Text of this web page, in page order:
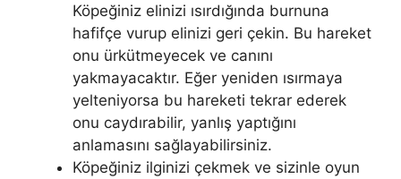
Köpeğiniz elinizi ısırdığında burnuna
hafifçe vurup elinizi geri çekin. Bu hareket
onu ürkütmeyecek ve canını
yakmayacaktır. Eğer yeniden ısırmaya
yelteniyorsa bu hareketi tekrar ederek
onu caydırabilir, yanlış yaptığını
anlamasını sağlayabilirsiniz.
Köpeğiniz ilginizi çekmek ve sizinle oyun